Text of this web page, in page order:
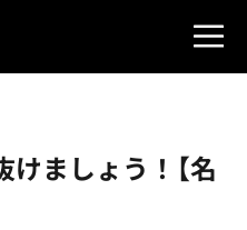
ましょう！【名